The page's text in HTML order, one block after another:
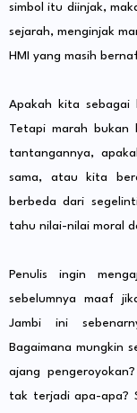
simbol itu diinjak,
sejarah, menginjak
HMI yang masih
Apakah kita sebagai
Tetapi marah bukan
tantangannya,
sama, atau kita
berbeda dari
tahu nilai-nilai moral
Penulis ingin
sebelumnya maaf
Jambi ini
Bagaimana mungkin
ajang
tak terjadi apa-apa?